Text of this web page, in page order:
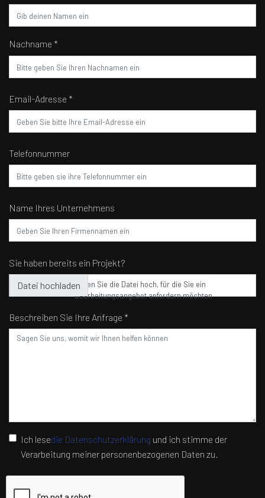
Nachname *
Email-Adresse *
Telefonnummer
Name Ihres Unternehmens
Sie haben bereits ein Projekt?
Laden Sie die Datei hoch, für die Sie ein
Bearbeitungsangebot anfordern möchten
Beschreiben Sie Ihre Anfrage *
Ich lesedie Datenschutzerklärung und ich stimme der
Verarbeitung meiner personenbezogenen Daten zu.